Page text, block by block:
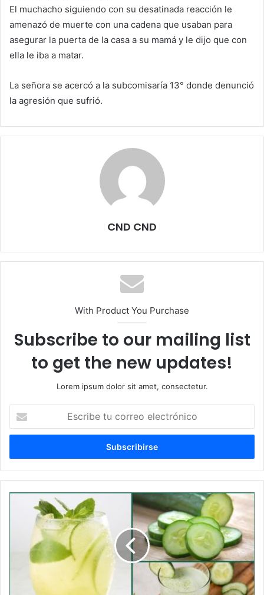
El muchacho siguiendo con su desatinada reacción le
amenazó de muerte con una cadena que usaban para
asegurar la puerta de la casa a su mamá y le dijo que con
ella le iba a matar.
La señora se acercó a la subcomisaría 13° donde denunció
la agresión que sufrió.
CND CND
With Product You Purchase
Subscribe to our mailing list
to get the new updates!
Lorem ipsum dolor sit amet, consectetur.
correo